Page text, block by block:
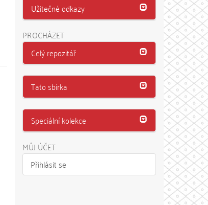
Užitečné odkazy
PROCHÁZET
Celý repozitář
Tato sbírka
Speciální kolekce
MŮJ ÚČET
Přihlásit se